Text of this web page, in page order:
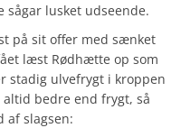
sågar lusket udseende.
på sit offer med sænket
læst Rødhætte op som
stadig ulvefrygt i kroppen
bedre end frygt, så
af slagsen: